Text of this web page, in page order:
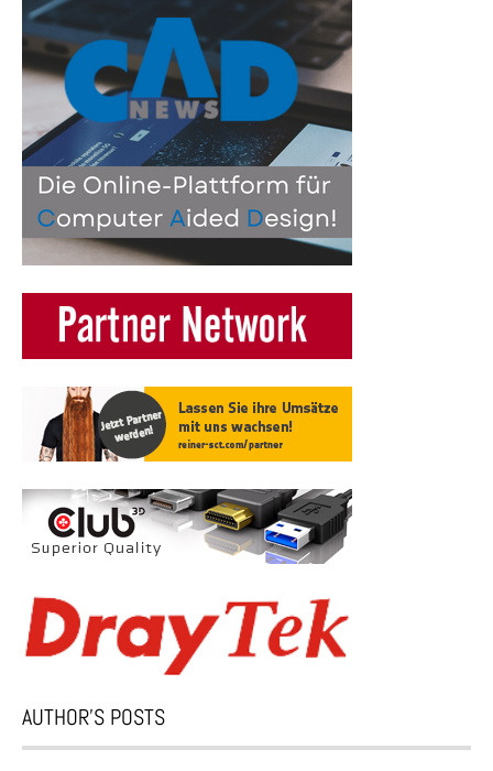
AUTHOR’S POSTS